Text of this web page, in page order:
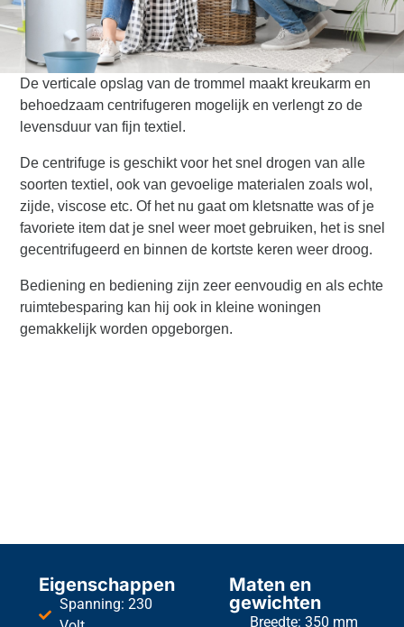
De verticale opslag van de trommel maakt kreukarm en
behoedzaam centrifugeren mogelijk en verlengt zo de
levensduur van fijn textiel.
De centrifuge is geschikt voor het snel drogen van alle
soorten textiel, ook van gevoelige materialen zoals wol,
zijde, viscose etc. Of het nu gaat om kletsnatte was of je
favoriete item dat je snel weer moet gebruiken, het is snel
gecentrifugeerd en binnen de kortste keren weer droog.
Bediening en bediening zijn zeer eenvoudig en als echte
ruimtebesparing kan hij ook in kleine woningen
gemakkelijk worden opgeborgen.
Eigenschappen
Spanning: 230
Maten en
gewichten
Breedte: 350 mm